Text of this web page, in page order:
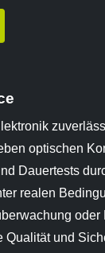
optischen
Dauertests
realen
Qualität und